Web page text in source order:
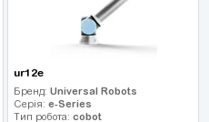
ur12e
Бренд: Universal Robots
Серія: e-Series
Тип робота: cobot